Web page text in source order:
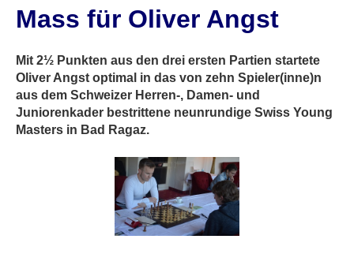
Mass für Oliver Angst
Mit 2½ Punkten aus den drei ersten Partien startete
Oliver Angst optimal in das von zehn Spieler(inne)n
aus dem Schweizer Herren-, Damen- und
Juniorenkader bestrittene neunrundige Swiss Young
Masters in Bad Ragaz.